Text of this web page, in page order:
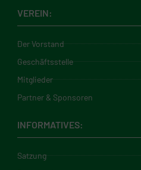
VEREIN:
Der Vorstand
Geschäftsstelle
Mitglieder
Partner & Sponsoren
INFORMATIVES:
Satzung